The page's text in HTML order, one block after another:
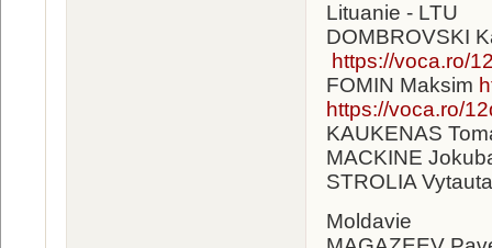
Lituanie - LTU
DOMBROVSKI
https://voca.ro/
FOMIN Maksim
https://voca.ro/
KAUKENAS
MACKINE
STROLIA
Moldavie